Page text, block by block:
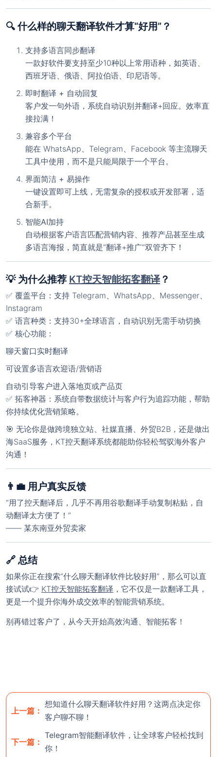
🔍 什么样的聊天翻译软件才算“好用”？
支持多语言同步翻译
一款好软件要支持至少10种以上常用语种，如英语、
西班牙语、俄语、阿拉伯语、印尼语等。
即时翻译 + 自动回复
客户发一句外语，系统自动识别并翻译+回应。效率直
接拉满！
兼容多个平台
能在 WhatsApp、Telegram、Facebook 等主流聊天
工具中使用，而不是只能局限于一个平台。
界面简洁 + 易操作
一键设置即可上线，无需复杂的授权或开发部署，适
合新手。
智能AI加持
自动根据客户语言匹配营销内容、推荐产品甚至生成
多语言海报，简直就是“翻译+推广”双管齐下！
💡 为什么推荐 KT控天智能拓客翻译 ？
✅ 覆盖平台：支持 Telegram、WhatsApp、Messenger、
Instagram
✅ 语言种类：支持30+全球语言，自动识别无需手动切换
✅ 核心功能：
聊天窗口实时翻译
可设置多语言欢迎语/营销语
自动引导客户进入落地页或产品页
✅ 拓客神器：系统自带数据统计与客户行为追踪功能，帮助
你持续优化营销策略。
🎯 无论你是做跨境独立站、社媒直播、外贸B2B，还是做出
海SaaS服务，KT控天翻译系统都能助你轻松驾驭海外客户
沟通！
👨‍💼 用户真实反馈
“用了控天翻译后，几乎不再用谷歌翻译手动复制粘贴，自
动翻译太方便了！”
—— 某东南亚外贸卖家
🔗 总结
如果你正在搜索“什么聊天翻译软件比较好用”，那么可以直
接试试👉 KT控天智能拓客翻译 ，它不仅是一款翻译工具，
更是一个提升你海外成交效率的智能营销系统。
别再错过客户了，从今天开始高效沟通、智能拓客！
上一篇：
想知道什么聊天翻译软件好用？这两点决定你
客户聊不聊！
下一篇：
Telegram智能翻译软件，让全球客户轻松找到
你！
欢迎使用 KT智能拓客翻译（控
天智能拓客）
使用前，请